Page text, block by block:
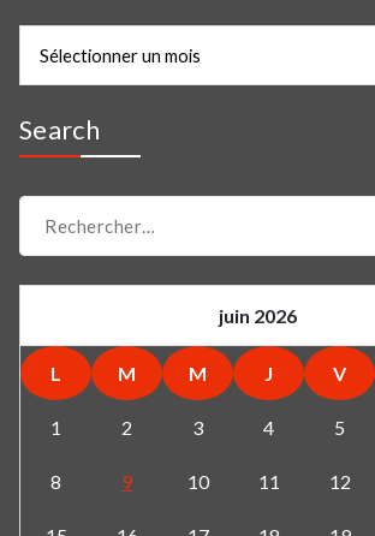
Search
pour :
juin 2026
L M M J V
1 2 3 4 5
8 9 10 11 12